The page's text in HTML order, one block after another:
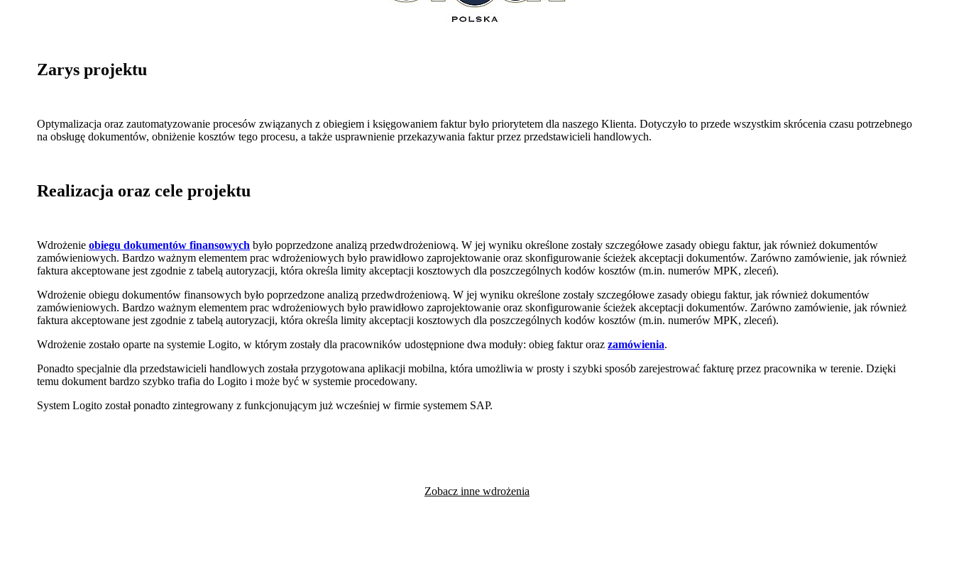
Zarys projektu
Optymalizacja oraz zautomatyzowanie procesów związanych z obiegiem i księgowaniem faktur było priorytetem dla naszego Klienta. Dotyczyło to przede wszystkim skrócenia czasu potrzebnego
na obsługę dokumentów, obniżenie kosztów tego procesu, a także usprawnienie przekazywania faktur przez przedstawicieli handlowych.
Realizacja oraz cele projektu
Wdrożenie obiegu dokumentów finansowych było poprzedzone analizą przedwdrożeniową. W jej wyniku określone zostały szczegółowe zasady obiegu faktur, jak również dokumentów
zamówieniowych. Bardzo ważnym elementem prac wdrożeniowych było prawidłowo zaprojektowanie oraz skonfigurowanie ścieżek akceptacji dokumentów. Zarówno zamówienie, jak również
faktura akceptowane jest zgodnie z tabelą autoryzacji, która określa limity akceptacji kosztowych dla poszczególnych kodów kosztów (m.in. numerów MPK, zleceń).
Wdrożenie obiegu dokumentów finansowych było poprzedzone analizą przedwdrożeniową. W jej wyniku określone zostały szczegółowe zasady obiegu faktur, jak również dokumentów
zamówieniowych. Bardzo ważnym elementem prac wdrożeniowych było prawidłowo zaprojektowanie oraz skonfigurowanie ścieżek akceptacji dokumentów. Zarówno zamówienie, jak również
faktura akceptowane jest zgodnie z tabelą autoryzacji, która określa limity akceptacji kosztowych dla poszczególnych kodów kosztów (m.in. numerów MPK, zleceń).
Wdrożenie zostało oparte na systemie Logito, w którym zostały dla pracowników udostępnione dwa moduły: obieg faktur oraz zamówienia.
Ponadto specjalnie dla przedstawicieli handlowych została przygotowana aplikacji mobilna, która umożliwia w prosty i szybki sposób zarejestrować fakturę przez pracownika w terenie. Dzięki
temu dokument bardzo szybko trafia do Logito i może być w systemie procedowany.
System Logito został ponadto zintegrowany z funkcjonującym już wcześniej w firmie systemem SAP.
Zobacz inne wdrożenia